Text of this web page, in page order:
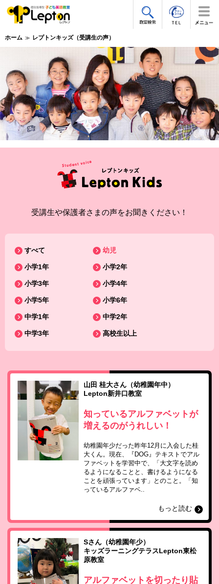
ホーム レプトンキッズ（受講生の声）
受講生や保護者さまの声をお聞きください！
すべて 幼児
小学1年 小学2年
小学3年 小学4年
小学5年 小学6年
中学1年 中学2年
中学3年 高校生以上
山田 桂大さん（幼稚園年中）
Lepton新井口教室
知っているアルファベットが
増えるのがうれしい！
幼稚園年少だった昨年12月に入会した桂
大くん。現在、『DOG』テキストでアル
ファベットを学習中で、「大文字を読め
るようになることと、書けるようになる
ことを頑張っています」とのこと。「知
っているアルファベ..
もっと読む
Sさん（幼稚園年少）
キッズラーニングテラスLepton東松
原教室
アルファベットを切ったり貼